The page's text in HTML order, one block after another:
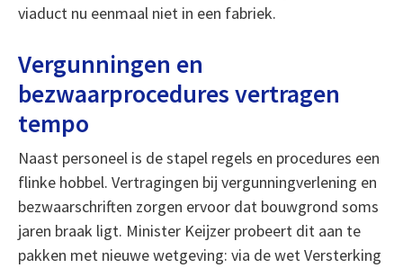
viaduct nu eenmaal niet in een fabriek.
Vergunningen en
bezwaarprocedures vertragen
tempo
Naast personeel is de stapel regels en procedures een
flinke hobbel. Vertragingen bij vergunningverlening en
bezwaarschriften zorgen ervoor dat bouwgrond soms
jaren braak ligt. Minister Keijzer probeert dit aan te
pakken met nieuwe wetgeving: via de wet Versterking